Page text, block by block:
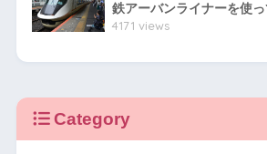
鉄アーバンライナーを使
4171 views
Category